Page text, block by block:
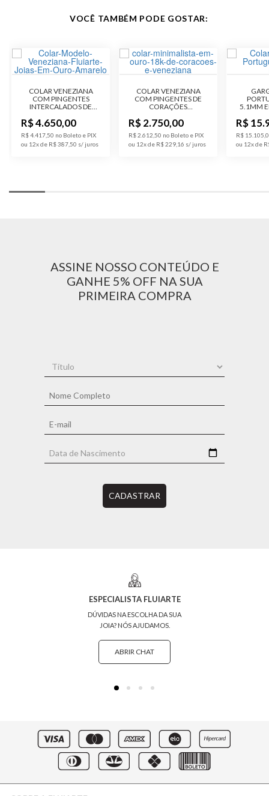
Fabricação
Material Ouro 10K
Público Feminino
Malha Cordão
Código do
VOCÊ TAMBÉM PODE GOSTAR:
COLAR VENEZIANA
COM PINGENTES
INTERCALADOS DE
OLHO GREGO EM
OURO 18K
R$ 4.650,00
R$ 4.417,50 no Boleto e PIX
ou 12x de R$ 387,50
COLAR VENEZIANA
COM PINGENTES DE
CORAÇÕES
OURO 18K
R$ 2.750,00
R$ 2.612,50 no Boleto e PIX
ou 12x de R$ 229,16
5.1MM
R$
R$
ou 12x de
ASSINE NOSSO CONTEÚDO E
GANHE 5% OFF NA SUA
PRIMEIRA COMPRA
CADASTRAR
ESPECIALISTA FLUIARTE
DÚVIDAS NA ESCOLHA DA SUA
JOIA? NÓS AJUDAMOS.
ABRIR CHAT